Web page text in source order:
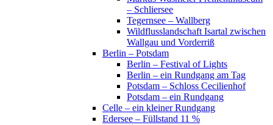
– Schliersee
Tegernsee – Wallberg
Wildflusslandschaft Isartal zwischen
Wallgau und Vorderriß
Berlin – Potsdam
Berlin – Festival of Lights
Berlin – ein Rundgang am Tag
Potsdam – Schloss Cecilienhof
Potsdam – ein Rundgang
Celle – ein kleiner Rundgang
Edersee – Füllstand 11 %